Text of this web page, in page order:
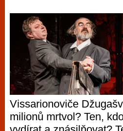
Vissarionoviče
milionů mrtvol? Ten,